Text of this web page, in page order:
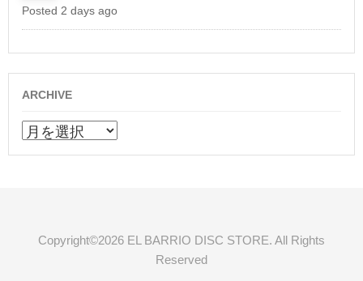
Posted 2 days ago
ARCHIVE
ARCHIVE
Copyright©2026 EL BARRIO DISC STORE. All Rights
Reserved